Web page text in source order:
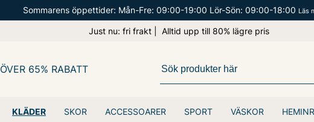
Sommarens öppettider: Mån-Fre: 09:00-19:00 Lör-Sön: 09:00-18:00 Läs
Just nu: fri frakt | Alltid upp till 80% lägre pris
KLÄDER SKOR ACCESSOARER SPORT VÄSKOR
ÖVER 65% RABATT